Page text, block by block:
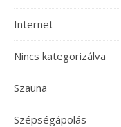
Internet
Nincs kategorizálva
Szauna
Szépségápolás